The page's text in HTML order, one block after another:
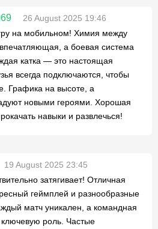
26 August 2025 19:46
на мобильном! Химия между
а боевая система
катка — это настоящая
всегда подключаются, чтобы
Графика на высоте, а
новыми героями. Хорошая
навыки и развлечься!
19 August 2025 23:45
затягивает! Отличная
геймплей и разнообразные
матч уникален, а командная
ключевую роль. Частые